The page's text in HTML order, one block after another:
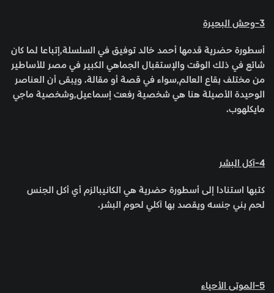
3-وحش البحيرة
أسطورة حضرية قدمها أحمد خالد توفيق في السلسلة,إتباعا لما كان
شائع في ذلك الوقت والإستقبال الجماهي الكبير في مصر للأساطير
من مختلف بقاع العالم,سواء في قصة أو مقالة. ويبقى أن العناصر
الوحيدة الأصيلة هنا هي شخصية رفعت إسماعيل,وشخصية ماجي
مايكلهوب.
4-آكل البشر
كتبها استنادا إلى أسطورة حضرية هي الكانيبالزم أي أكل الجنس
لحم بني جنسه ويقصد بها آكلي لحوم البشر.
5-الموتى الأحياء